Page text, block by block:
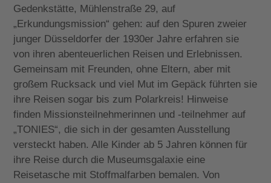
Gedenkstätte, Mühlenstraße 29, auf
„Erkundungsmission“ gehen: auf den Spuren zweier
junger Düsseldorfer der 1930er Jahre erfahren sie
von ihren abenteuerlichen Reisen und Erlebnissen.
Gemeinsam mit Freunden, ohne Eltern, aber mit
großem Rucksack und viel Mut im Gepäck führten sie
ihre Reisen sogar bis zum Polarkreis! Hinweise
finden Missionsteilnehmerinnen und -teilnehmer auf
„TONIES“, die sich in der gesamten Ausstellung
versteckt haben. Alle Kinder ab 5 Jahren können für
ihre Reise durch die Museumsgalaxie eine
Reisetasche mit Stoffmalfarben bemalen. Von